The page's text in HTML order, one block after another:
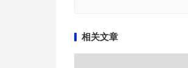
相关文章